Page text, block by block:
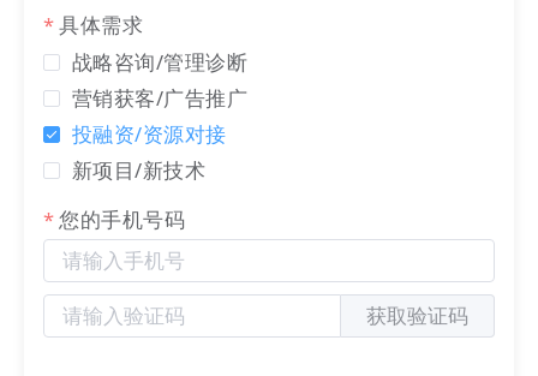
1 链接激活，转换升级
在信息化时代，上海上搜知道传统广告模式难
以建立深度的客户关系。通过构建具备数字化
能力的官网，不仅能够有效吸引目标客户主动
上门（拉动流量活跃度），也能够搭建互动平
台，维系客户关系，提升转化效果。借助官网
这一核心阵地，实现销售自动化和全方位服务
在线化。
具体需求
战略咨询/管理诊断
营销获客/广告推广
投融资/资源对接
新项目/新技术
您的手机号码
获取验证码